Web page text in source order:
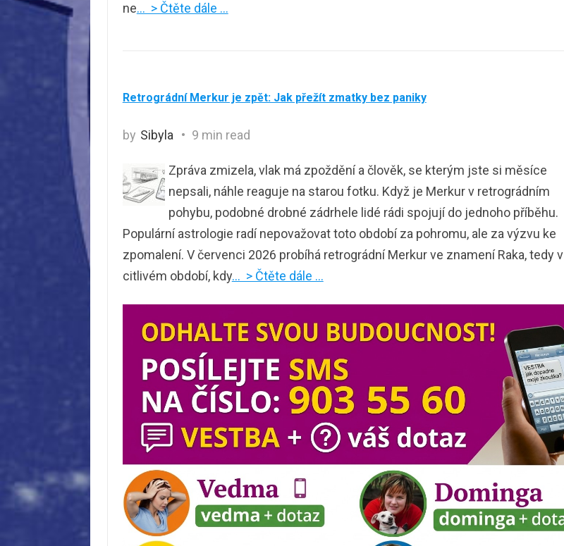
ne… > Čtěte dále …
Retrográdní Merkur je zpět: Jak přežít zmatky bez paniky
by Sibyla 9 min read
Zpráva zmizela, vlak má zpoždění a člověk, se kterým jste si měsíce
nepsali, náhle reaguje na starou fotku. Když je Merkur v retrográdním
pohybu, podobné drobné zádrhele lidé rádi spojují do jednoho příběhu.
Populární astrologie radí nepovažovat toto období za pohromu, ale za výzvu ke
zpomalení. V červenci 2026 probíhá retrográdní Merkur ve znamení Raka, tedy v
citlivém období, kdy… > Čtěte dále …